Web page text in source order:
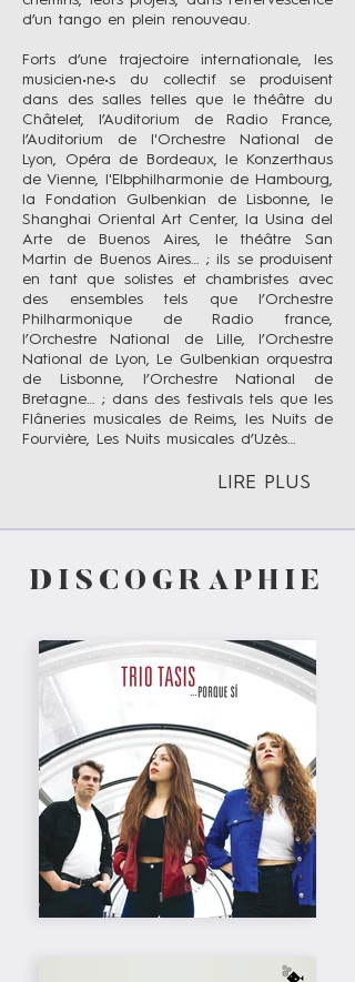
d’un tango en plein renouveau.
Forts d’une trajectoire internationale, les
musicien•ne•s du collectif se produisent
dans des salles telles que le théâtre du
Châtelet, l’Auditorium de Radio France,
l’Auditorium de l'Orchestre National de
Lyon, Opéra de Bordeaux, le Konzerthaus
de Vienne, l'Elbphilharmonie de Hambourg,
la Fondation Gulbenkian de Lisbonne, le
Shanghai Oriental Art Center, la Usina del
Arte de Buenos Aires, le théâtre San
Martin de Buenos Aires… ; ils se produisent
en tant que solistes et chambristes avec
des ensembles tels que l’Orchestre
Philharmonique de Radio france,
l’Orchestre National de Lille, l’Orchestre
National de Lyon, Le Gulbenkian orquestra
de Lisbonne, l’Orchestre National de
Bretagne… ; dans des festivals tels que les
Flâneries musicales de Reims, les Nuits de
Fourvière, Les Nuits musicales d’Uzès…
LIRE PLUS
DISCOGRAPHIE